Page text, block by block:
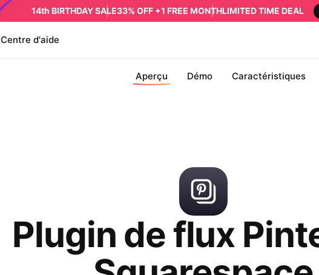
14th BIRTHDAY SALE33% OFF +1 FREE MONTHLIMITED TIME DEAL
Centre d'aide
Aperçu Démo Caractéristiques
Plugin de flux